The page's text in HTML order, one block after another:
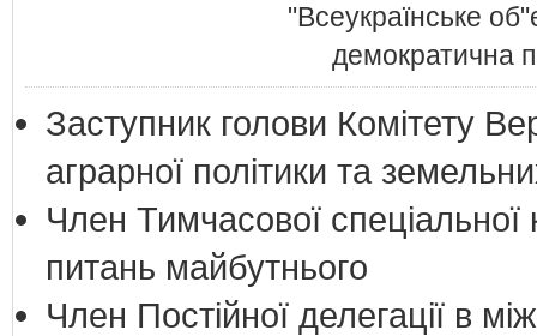
"Всеукраїнське
демократична
Заступник голови Комітету
аграрної політики та
Член Тимчасової спеціальної
питань майбутнього
Член Постійної делегації в